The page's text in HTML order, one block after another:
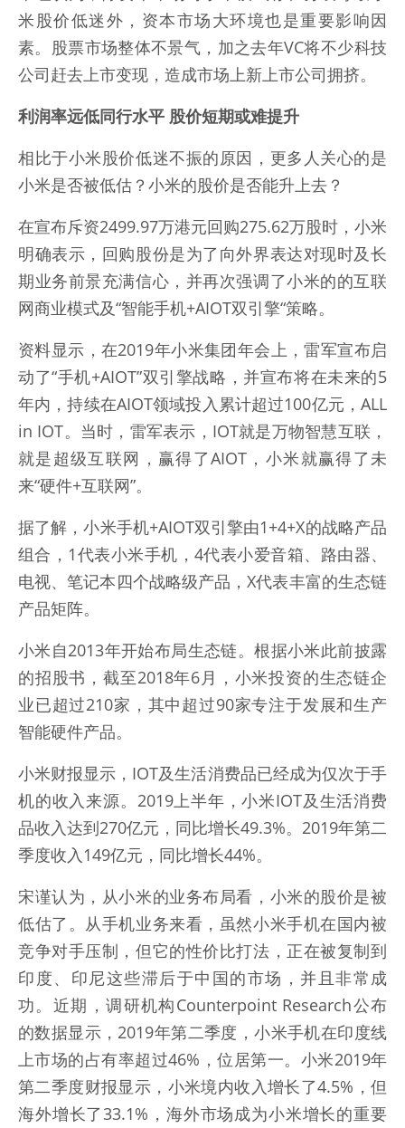
米股价低迷外，资本市场大环境也是重要影响因
素。股票市场整体不景气，加之去年VC将不少科技
公司赶去上市变现，造成市场上新上市公司拥挤。
利润率远低同行水平 股价短期或难提升
相比于小米股价低迷不振的原因，更多人关心的是
小米是否被低估？小米的股价是否能升上去？
在宣布斥资2499.97万港元回购275.62万股时，小米
明确表示，回购股份是为了向外界表达对现时及长
期业务前景充满信心，并再次强调了小米的的互联
网商业模式及“智能手机+AIOT双引擎“策略。
资料显示，在2019年小米集团年会上，雷军宣布启
动了“手机+AIOT”双引擎战略，并宣布将在未来的5
年内，持续在AIOT领域投入累计超过100亿元，ALL
in IOT。当时，雷军表示，IOT就是万物智慧互联，
就是超级互联网，赢得了AIOT，小米就赢得了未
来“硬件+互联网”。
据了解，小米手机+AIOT双引擎由1+4+X的战略产品
组合，1代表小米手机，4代表小爱音箱、路由器、
电视、笔记本四个战略级产品，X代表丰富的生态链
产品矩阵。
小米自2013年开始布局生态链。根据小米此前披露
的招股书，截至2018年6月，小米投资的生态链企
业已超过210家，其中超过90家专注于发展和生产
智能硬件产品。
小米财报显示，IOT及生活消费品已经成为仅次于手
机的收入来源。2019上半年，小米IOT及生活消费
品收入达到270亿元，同比增长49.3%。2019年第二
季度收入149亿元，同比增长44%。
宋谨认为，从小米的业务布局看，小米的股价是被
低估了。从手机业务来看，虽然小米手机在国内被
竞争对手压制，但它的性价比打法，正在被复制到
印度、印尼这些滞后于中国的市场，并且非常成
功。近期，调研机构Counterpoint Research公布
的数据显示，2019年第二季度，小米手机在印度线
上市场的占有率超过46%，位居第一。小米2019年
第二季度财报显示，小米境内收入增长了4.5%，但
海外增长了33.1%，海外市场成为小米增长的重要